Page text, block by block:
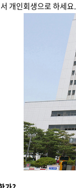
개인회생으로 하세요.